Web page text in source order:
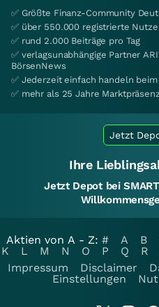
✅ Größte Finanz-Community
✅ über 550.000 registrierte
✅ rund 2.000 Beiträge pro Tag
✅ verlagsunabhängige Partner
BörsenNews
✅ Jederzeit einfach handeln beim
✅ mehr als 25 Jahre
Jetzt
Ihre
Jetzt Depot bei
Aktien von A - Z: # A B
K
L M N O P Q R
Impressum
Disclaimer
Einstellungen